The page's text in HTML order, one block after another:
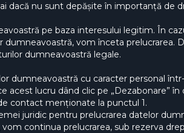
dacă nu sunt depășite în importanță de
pe baza interesului legitim. În
vom înceta prelucrarea.
dumneavoastră legale.
dumneavoastră cu caracter personal
lucru dând clic pe „Dezabonare”
contact menționate la punctul 1.
juridic pentru prelucrarea datelor
continua prelucrarea, sub rezerva